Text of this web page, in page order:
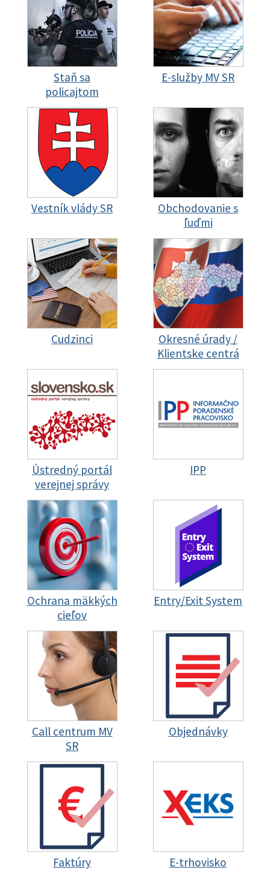
Staň sa
policajtom
E-služby MV SR
Vestník vlády SR
Obchodovanie s
ľuďmi
Cudzinci
Okresné úrady /
Klientske centrá
Ústredný portál
verejnej správy
IPP
Ochrana mäkkých
cieľov
Entry/Exit System
Call centrum MV
SR
Objednávky
Faktúry E-trhovisko